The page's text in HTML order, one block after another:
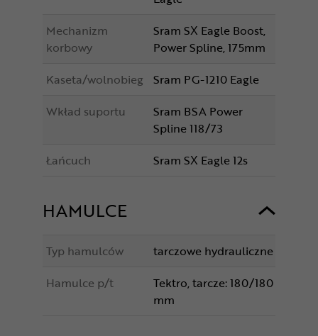
Mechanizm
korbowy
Sram SX Eagle Boost,
Power Spline, 175mm
Kaseta/wolnobieg
Sram PG-1210 Eagle
Wkład suportu
Sram BSA Power
Spline 118/73
Łańcuch
Sram SX Eagle 12s
HAMULCE
Typ hamulców
tarczowe hydrauliczne
Hamulce p/t
Tektro, tarcze: 180/180
mm